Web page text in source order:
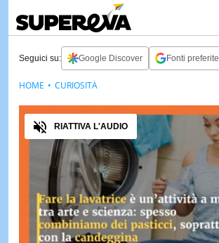
Seguici su: Google Discover Fonti preferite
Audio
RIATTIVA L'AUDIO
HOME CURIOSITÀ